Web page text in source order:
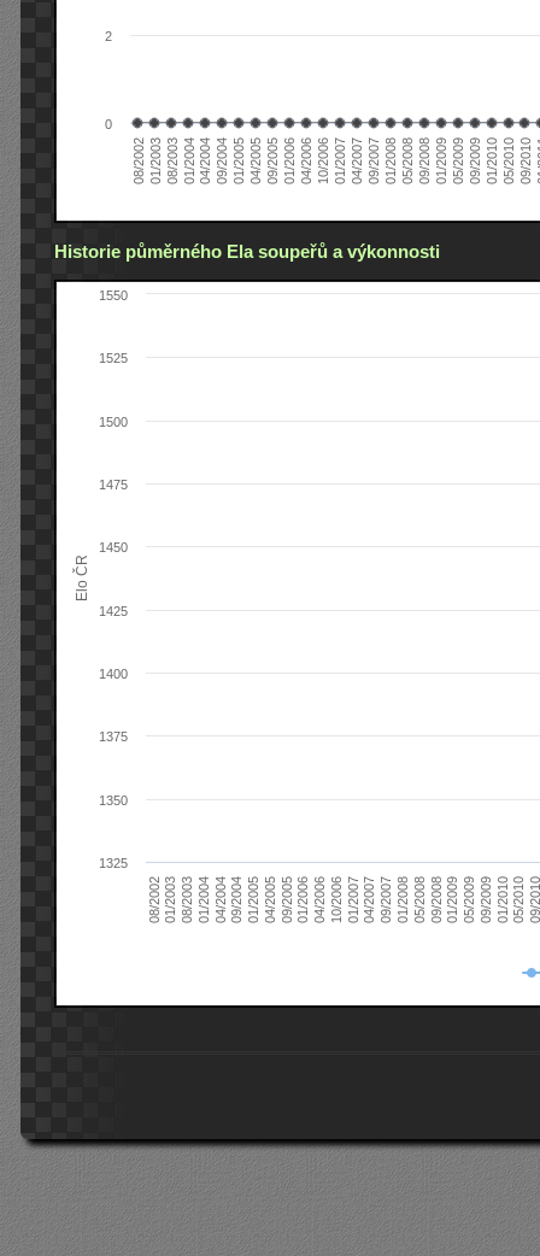
08/200201/200308/200301/200404/200409/200401/200504/200509/200501/200604/200610/200601/200704/200709/200701/200805/200809/200801/200905/200909/200901/201005/201009/2010
0
2
Historie půměrného Ela soupeřů a výkonnosti
Elo ČR
08/200201/200308/200301/200404/200409/200401/200504/200509/200501/200604/200610/200601/200704/200709/200701/200805/200809/200801/200905/200909/200901/201005/201009/
1325
1350
1375
1400
1425
1450
1475
1500
1525
1550